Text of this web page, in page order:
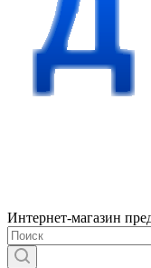
Интернет-магазин